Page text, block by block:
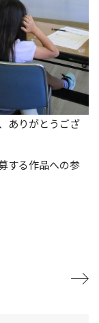
ありがとうござ
する作品への参